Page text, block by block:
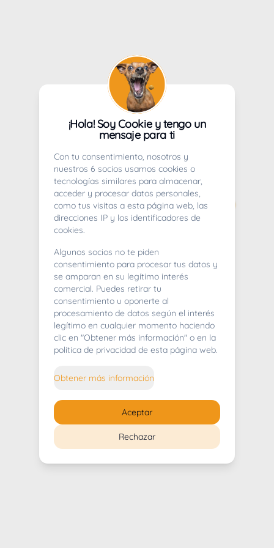
404
Whoops! Lo sentimos mucho.
¡Hola! Soy Cookie y tengo un
mensaje para ti
Con tu consentimiento, nosotros y
nuestros 6 socios usamos cookies o
tecnologías similares para almacenar,
acceder y procesar datos personales,
como tus visitas a esta página web, las
direcciones IP y los identificadores de
cookies.
Algunos socios no te piden
consentimiento para procesar tus datos y
se amparan en su legítimo interés
comercial. Puedes retirar tu
consentimiento u oponerte al
procesamiento de datos según el interés
legítimo en cualquier momento haciendo
clic en "Obtener más información" o en la
política de privacidad de esta página web.
Obtener más información
Rechazar
Aceptar